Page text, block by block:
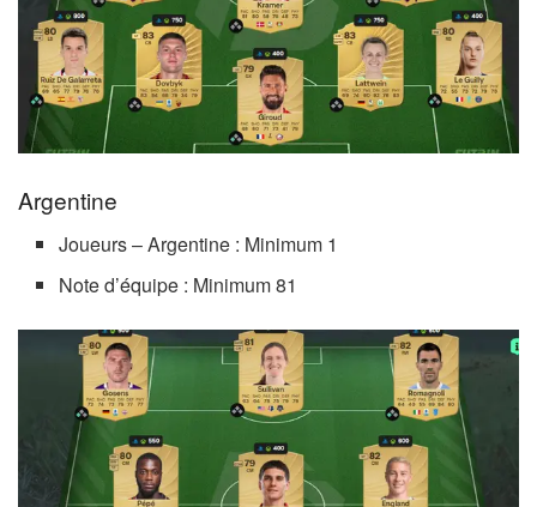
Argentine
Joueurs – Argentine : Minimum 1
Note d’équipe : Minimum 81